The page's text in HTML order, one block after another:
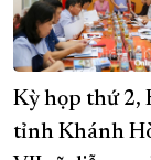
Kỳ họp thứ 2,
tỉnh Khánh